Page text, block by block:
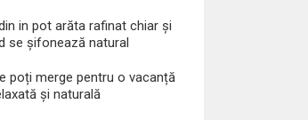
in pot arăta rafinat chiar și
se șifonează natural
poți merge pentru o vacanță
și naturală